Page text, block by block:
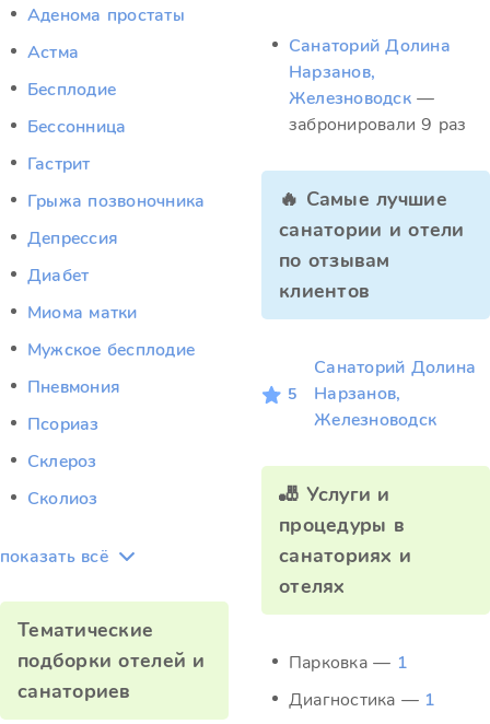
Аденома простаты
Астма
Бесплодие
Бессонница
Гастрит
Грыжа позвоночника
Депрессия
Диабет
Миома матки
Мужское бесплодие
Пневмония
Псориаз
Склероз
Сколиоз
показать всё
Тематические
подборки отелей и
санаториев
Санаторий Долина
Нарзанов,
Железноводск —
забронировали 9 раз
🔥 Самые лучшие
санатории и отели
по отзывам
клиентов
5
Санаторий Долина
Нарзанов,
Железноводск
🎳 Услуги и
процедуры в
санаториях и
отелях
Парковка — 1
Диагностика — 1